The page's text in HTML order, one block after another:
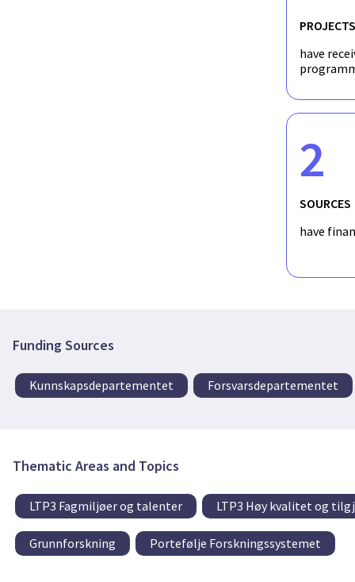
PROJECTS
have
2
SOURCES
have
Funding Sources
Kunnskapsdepartementet Forsvarsdepartementet
Thematic Areas and Topics
LTP3 Fagmiljøer og talenter LTP3 Høy kvalitet og
Grunnforskning Portefølje Forskningssystemet